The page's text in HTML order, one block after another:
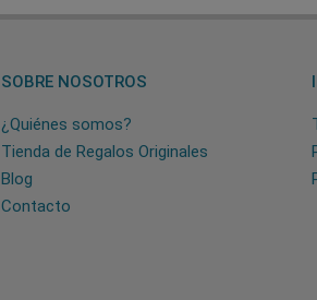
SOBRE NOSOTROS
¿Quiénes somos?
Tienda de Regalos Originales
Blog
Contacto